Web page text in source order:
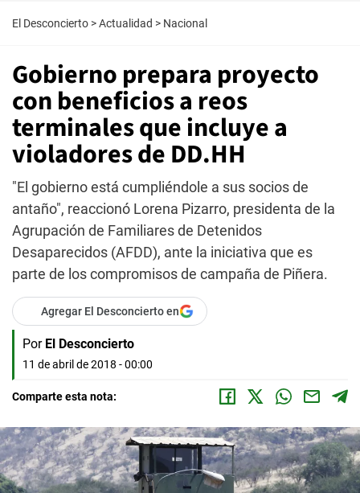
El Desconcierto >Actualidad > Nacional
Gobierno prepara proyecto
con beneficios a reos
terminales que incluye a
violadores de DD.HH
"El gobierno está cumpliéndole a sus socios de
antaño", reaccionó Lorena Pizarro, presidenta de la
Agrupación de Familiares de Detenidos
Desaparecidos (AFDD), ante la iniciativa que es
parte de los compromisos de campaña de Piñera.
Agregar El Desconcierto en
Por El Desconcierto
11 de abril de 2018 - 00:00
Comparte esta nota: